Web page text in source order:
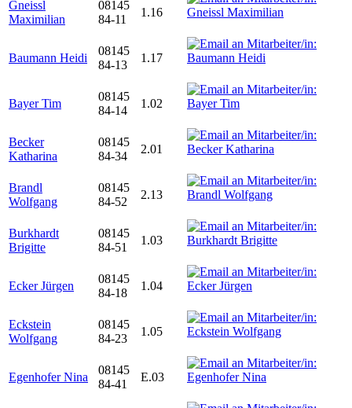
Gneissl
Maximilian
08145
84-11
1.16
Baumann Heidi
08145
84-13
1.17
Bayer Tim
08145
84-14
1.02
Becker
Katharina
08145
84-34
2.01
Brandl
Wolfgang
08145
84-52
2.13
Burkhardt
Brigitte
08145
84-51
1.03
Ecker Jürgen
08145
84-18
1.04
Eckstein
Wolfgang
08145
84-23
1.05
Egenhofer Nina
08145
84-41
E.03